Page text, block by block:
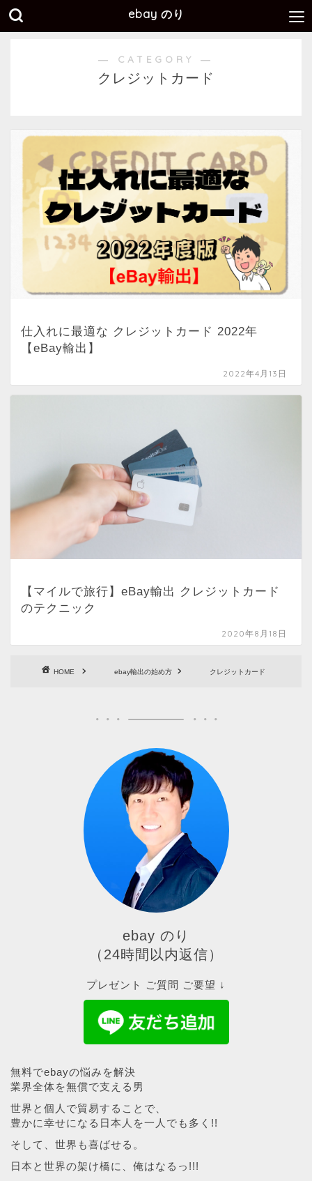
ebay のり
― CATEGORY ―
クレジットカード
仕入れに最適な クレジットカード 2022年
【eBay輸出】
2022年4月13日
【マイルで旅行】eBay輸出 クレジットカード
のテクニック
2020年8月18日
HOME ebay輸出の始め方 クレジットカード
ebay のり
（24時間以内返信）
プレゼント ご質問 ご要望 ↓
無料でebayの悩みを解決
業界全体を無償で支える男
世界と個人で貿易することで、
豊かに幸せになる日本人を一人でも多く!!
そして、世界も喜ばせる。
日本と世界の架け橋に、俺はなるっ!!!